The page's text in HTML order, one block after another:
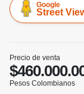
Google
Street
Precio de venta
Pesos Colombianos